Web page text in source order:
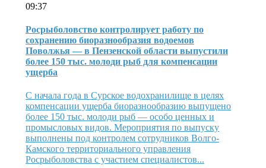
09:37
Росрыболовство контролирует работу по
сохранению биоразнообразия водоемов
Поволжья — в Пензенской области выпустили
более 150 тыс. молоди рыб для компенсации
ущерба
С начала года в Сурское водохранилище в целях
компенсации ущерба биоразнообразию выпущено
более 150 тыс. молоди рыб — особо ценных и
промысловых видов. Мероприятия по выпуску
выполнены под контролем сотрудников Волго-
Камского территориального управления
Росрыболовства с участием специалистов...